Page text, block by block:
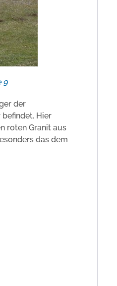
9
der
Hier
roten Granit aus
das dem